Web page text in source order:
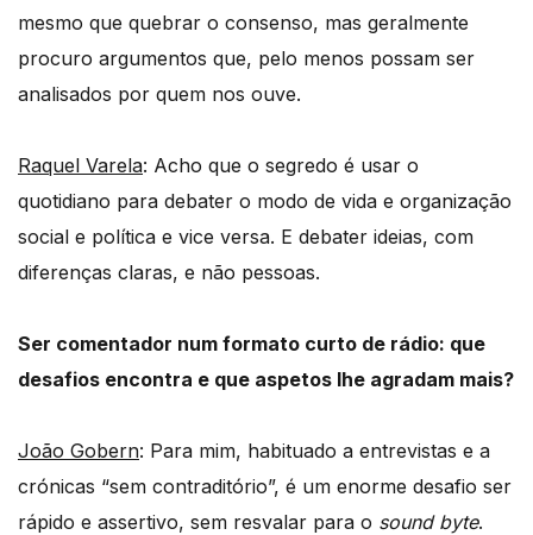
mesmo que quebrar o consenso, mas geralmente
procuro argumentos que, pelo menos possam ser
analisados por quem nos ouve.
Raquel Varela: Acho que o segredo é usar o
quotidiano para debater o modo de vida e organização
social e política e vice versa. E debater ideias, com
diferenças claras, e não pessoas.
Ser comentador num formato curto de rádio: que
desafios encontra e que aspetos lhe agradam mais?
João Gobern: Para mim, habituado a entrevistas e a
crónicas “sem contraditório”, é um enorme desafio ser
rápido e assertivo, sem resvalar para o sound byte.